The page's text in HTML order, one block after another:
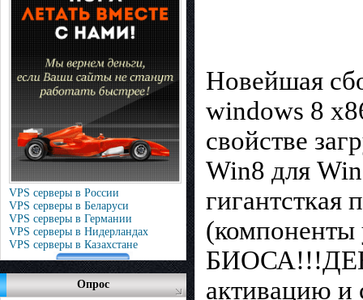
VPS серверы в России
VPS серверы в Беларуси
VPS серверы в Германии
VPS серверы в Нидерландах
VPS серверы в Казахстане
Опрос
Новейшая
windows 8
свойстве
Win8 для
гигантсткая
активацию и